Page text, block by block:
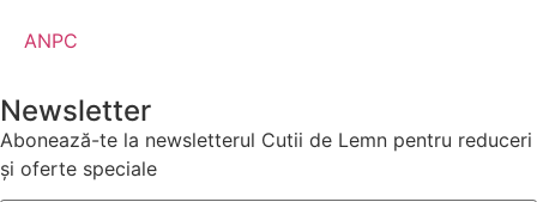
ANPC
Newsletter
Abonează-te la newsletterul Cutii de Lemn pentru reduceri
și oferte speciale